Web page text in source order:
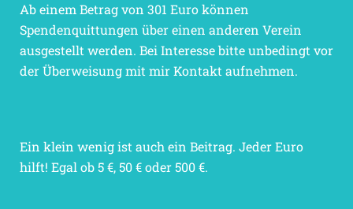
Ab einem Betrag von 301 Euro können
Spendenquittungen über einen anderen Verein
ausgestellt werden. Bei Interesse bitte unbedingt vor
der Überweisung mit mir Kontakt aufnehmen.
Ein klein wenig ist auch ein Beitrag. Jeder Euro
hilft! Egal ob 5 €, 50 € oder 500 €.